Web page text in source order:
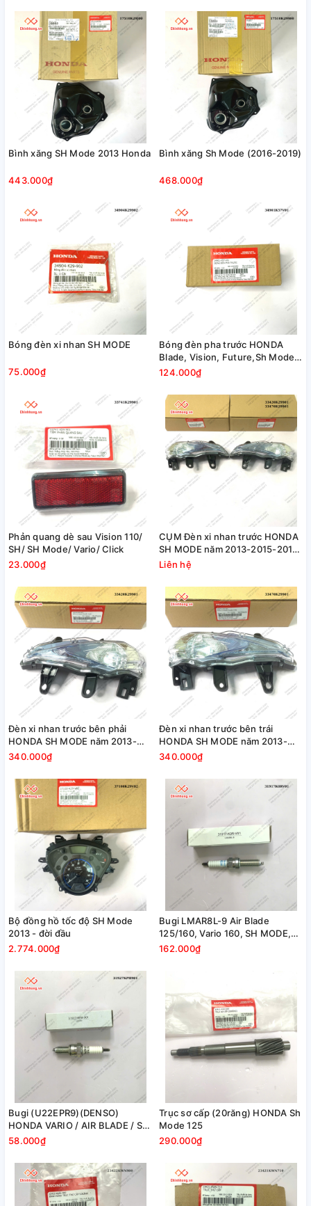
Bình xăng SH Mode 2013 Honda
443.000₫
Bình xăng Sh Mode (2016-2019)
468.000₫
Bóng đèn xi nhan SH MODE
75.000₫
Bóng đèn pha trước HONDA
Blade, Vision, Future,Sh Mode,
Air Blade 35W (chân H4)
124.000₫
Phản quang dè sau Vision 110/
SH/ SH Mode/ Vario/ Click
23.000₫
CỤM Đèn xi nhan trước HONDA
SH MODE năm 2013-2015-2016-
2018
Liên hệ
Đèn xi nhan trước bên phải
HONDA SH MODE năm 2013-
2015-2016-2018
340.000₫
Đèn xi nhan trước bên trái
HONDA SH MODE năm 2013-
2015-2016-2018
340.000₫
Bộ đồng hồ tốc độ SH Mode
2013 - đời đầu
2.774.000₫
Bugi LMAR8L-9 Air Blade
125/160, Vario 160, SH MODE,
LEAD 125 , SH125/150/350
162.000₫
Bugi (U22EPR9)(DENSO)
HONDA VARIO / AIR BLADE / SH
125 150 / SH MODE
58.000₫
Trục sơ cấp (20răng) HONDA Sh
Mode 125
290.000₫